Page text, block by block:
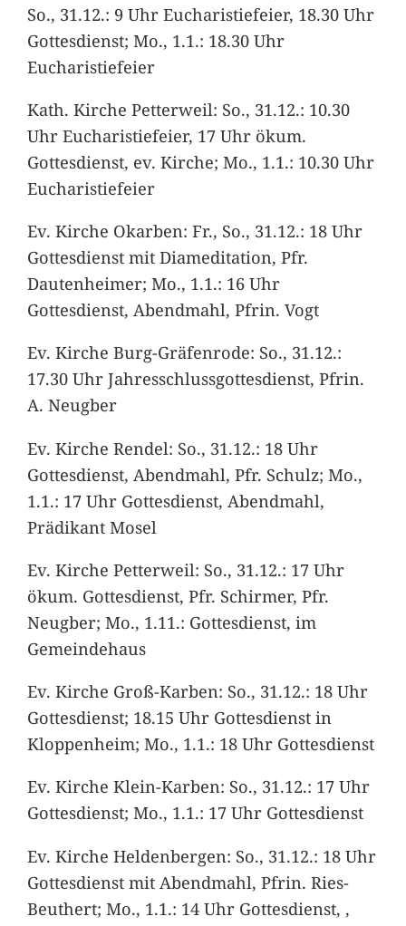
So., 31.12.: 9 Uhr Eucharistiefeier, 18.30 Uhr
Gottesdienst; Mo., 1.1.: 18.30 Uhr
Eucharistiefeier
Kath. Kirche Petterweil: So., 31.12.: 10.30
Uhr Eucharistiefeier, 17 Uhr ökum.
Gottesdienst, ev. Kirche; Mo., 1.1.: 10.30 Uhr
Eucharistiefeier
Ev. Kirche Okarben: Fr., So., 31.12.: 18 Uhr
Gottesdienst mit Diameditation, Pfr.
Dautenheimer; Mo., 1.1.: 16 Uhr
Gottesdienst, Abendmahl, Pfrin. Vogt
Ev. Kirche Burg-Gräfenrode: So., 31.12.:
17.30 Uhr Jahresschlussgottesdienst, Pfrin.
A. Neugber
Ev. Kirche Rendel: So., 31.12.: 18 Uhr
Gottesdienst, Abendmahl, Pfr. Schulz; Mo.,
1.1.: 17 Uhr Gottesdienst, Abendmahl,
Prädikant Mosel
Ev. Kirche Petterweil: So., 31.12.: 17 Uhr
ökum. Gottesdienst, Pfr. Schirmer, Pfr.
Neugber; Mo., 1.11.: Gottesdienst, im
Gemeindehaus
Ev. Kirche Groß-Karben: So., 31.12.: 18 Uhr
Gottesdienst; 18.15 Uhr Gottesdienst in
Kloppenheim; Mo., 1.1.: 18 Uhr Gottesdienst
Ev. Kirche Klein-Karben: So., 31.12.: 17 Uhr
Gottesdienst; Mo., 1.1.: 17 Uhr Gottesdienst
Ev. Kirche Heldenbergen: So., 31.12.: 18 Uhr
Gottesdienst mit Abendmahl, Pfrin. Ries-
Beuthert; Mo., 1.1.: 14 Uhr Gottesdienst, ,